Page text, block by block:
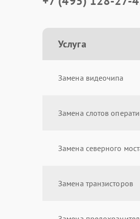
Услуга
Замена видеочипа
Замена слотов
Замена северного
Замена транзисторов